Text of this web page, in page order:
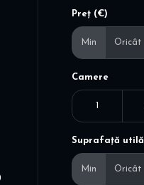
Preț (€)
Min
Camere
1
Suprafață utilă
Min